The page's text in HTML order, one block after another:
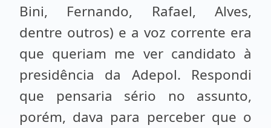
Bini, Fernando, Rafael, Alves,
dentre outros) e a voz corrente era
que queriam me ver candidato à
presidência da Adepol. Respondi
que pensaria sério no assunto,
porém, dava para perceber que o